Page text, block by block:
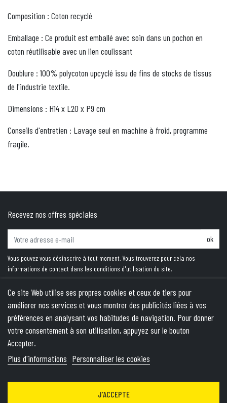
Composition : Coton recyclé
Emballage : Ce produit est emballé avec soin dans un pochon en
coton réutilisable avec un lien coulissant
Doublure : 100% polycoton upcyclé issu de fins de stocks de tissus
de l'industrie textile.
Dimensions : H14 x L20 x P9 cm
Conseils d'entretien : Lavage seul en machine à froid, programme
fragile.
Recevez nos offres spéciales
ok
Vous pouvez vous désinscrire à tout moment. Vous trouverez pour cela nos
informations de contact dans les conditions d'utilisation du site.
PRODUITS
NOTRE SOCIÉTÉ
VOTRE COMPTE
Ce site Web utilise ses propres cookies et ceux de tiers pour
améliorer nos services et vous montrer des publicités liées à vos
préférences en analysant vos habitudes de navigation. Pour donner
votre consentement à son utilisation, appuyez sur le bouton
Accepter.
Plus d'informations Personnaliser les cookies
J'ACCEPTE
© 2026 - Theme by Wepika- This site is protected by reCAPTCHA